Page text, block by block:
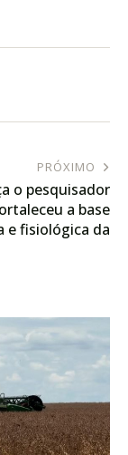
PRÓXIMO
o pesquisador
a base
e fisiológica da